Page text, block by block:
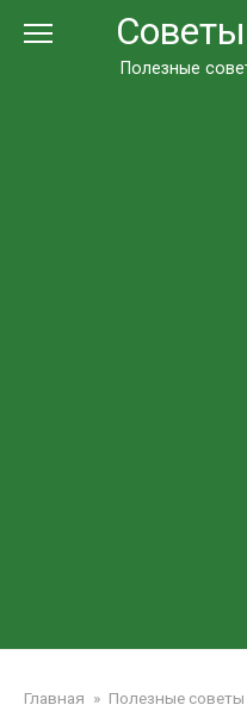
Полезные
Главная » Полезные советы